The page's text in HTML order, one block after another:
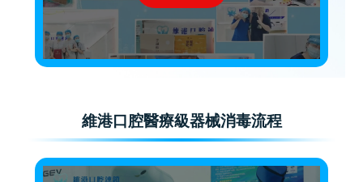
維港口腔醫療級器械消毒流程